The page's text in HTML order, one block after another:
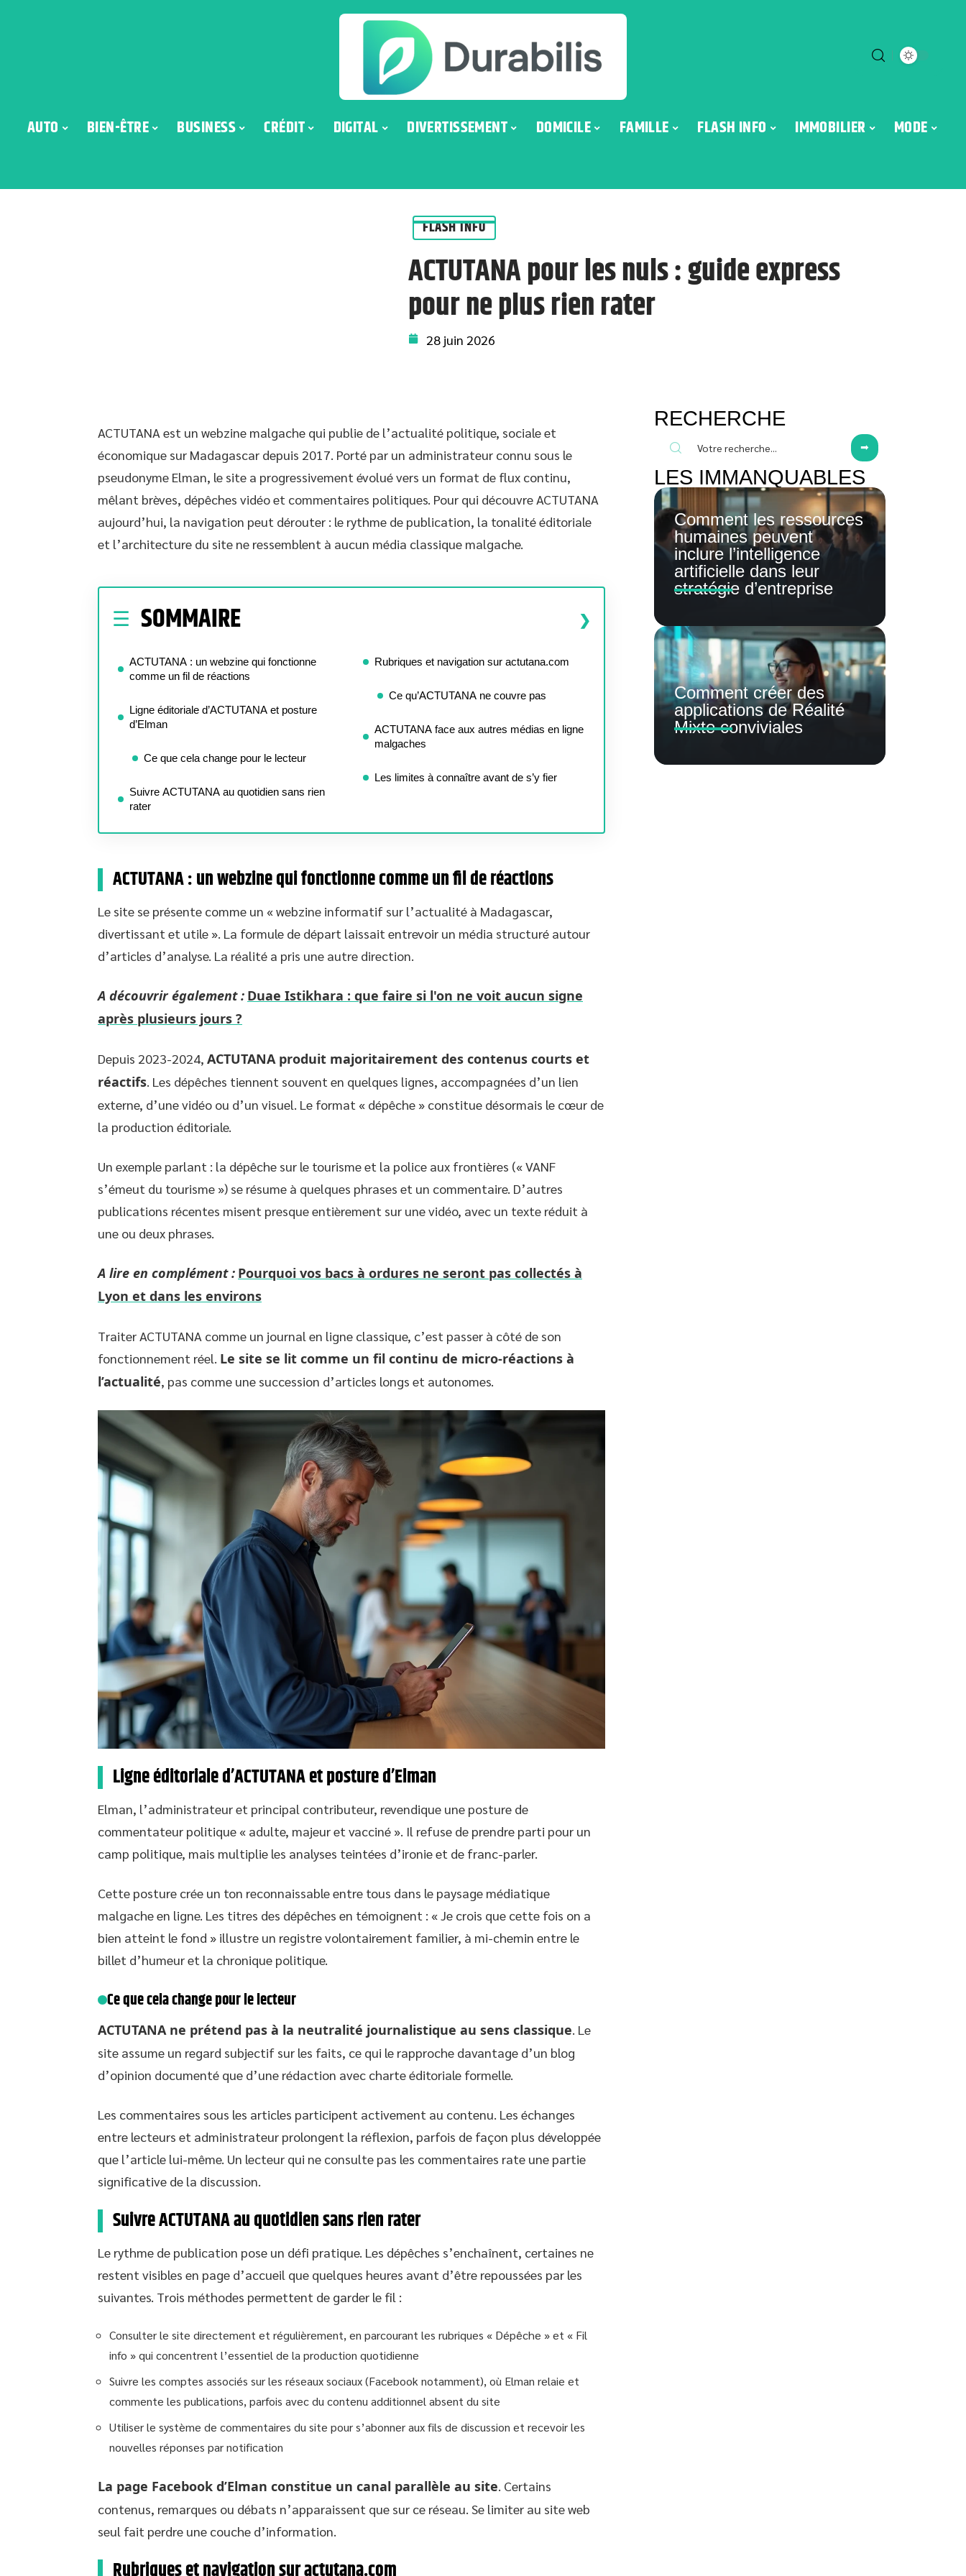
AUTO BIEN-ÊTRE BUSINESS CRÉDIT DIGITAL DIVERTISSEMENT DOMICILE FAMILLE FLASH INFO IMMOBILIER MODE
FLASH INFO
ACTUTANA pour les nuls : guide express
pour ne plus rien rater
28 juin 2026
ACTUTANA est un webzine malgache qui publie de l’actualité politique, sociale et
économique sur Madagascar depuis 2017. Porté par un administrateur connu sous le
pseudonyme Elman, le site a progressivement évolué vers un format de flux continu,
mêlant brèves, dépêches vidéo et commentaires politiques. Pour qui découvre ACTUTANA
aujourd’hui, la navigation peut dérouter : le rythme de publication, la tonalité éditoriale
et l’architecture du site ne ressemblent à aucun média classique malgache.
SOMMAIRE
ACTUTANA : un webzine qui fonctionne
comme un fil de réactions
Ligne éditoriale d’ACTUTANA et posture
d’Elman
Ce que cela change pour le lecteur
Suivre ACTUTANA au quotidien sans rien
rater
Rubriques et navigation sur actutana.com
Ce qu’ACTUTANA ne couvre pas
ACTUTANA face aux autres médias en ligne
malgaches
Les limites à connaître avant de s’y fier
ACTUTANA : un webzine qui fonctionne comme un fil de réactions
Le site se présente comme un « webzine informatif sur l’actualité à Madagascar,
divertissant et utile ». La formule de départ laissait entrevoir un média structuré autour
d’articles d’analyse. La réalité a pris une autre direction.
A découvrir également : Duae Istikhara : que faire si l'on ne voit aucun signe
après plusieurs jours ?
Depuis 2023-2024, ACTUTANA produit majoritairement des contenus courts et
réactifs. Les dépêches tiennent souvent en quelques lignes, accompagnées d’un lien
externe, d’une vidéo ou d’un visuel. Le format « dépêche » constitue désormais le cœur de
la production éditoriale.
Un exemple parlant : la dépêche sur le tourisme et la police aux frontières (« VANF
s’émeut du tourisme ») se résume à quelques phrases et un commentaire. D’autres
publications récentes misent presque entièrement sur une vidéo, avec un texte réduit à
une ou deux phrases.
A lire en complément : Pourquoi vos bacs à ordures ne seront pas collectés à
Lyon et dans les environs
Traiter ACTUTANA comme un journal en ligne classique, c’est passer à côté de son
fonctionnement réel. Le site se lit comme un fil continu de micro-réactions à
l’actualité, pas comme une succession d’articles longs et autonomes.
Ligne éditoriale d’ACTUTANA et posture d’Elman
Elman, l’administrateur et principal contributeur, revendique une posture de
commentateur politique « adulte, majeur et vacciné ». Il refuse de prendre parti pour un
camp politique, mais multiplie les analyses teintées d’ironie et de franc-parler.
Cette posture crée un ton reconnaissable entre tous dans le paysage médiatique
malgache en ligne. Les titres des dépêches en témoignent : « Je crois que cette fois on a
bien atteint le fond » illustre un registre volontairement familier, à mi-chemin entre le
billet d’humeur et la chronique politique.
Ce que cela change pour le lecteur
ACTUTANA ne prétend pas à la neutralité journalistique au sens classique. Le
site assume un regard subjectif sur les faits, ce qui le rapproche davantage d’un blog
d’opinion documenté que d’une rédaction avec charte éditoriale formelle.
Les commentaires sous les articles participent activement au contenu. Les échanges
entre lecteurs et administrateur prolongent la réflexion, parfois de façon plus développée
que l’article lui-même. Un lecteur qui ne consulte pas les commentaires rate une partie
significative de la discussion.
Suivre ACTUTANA au quotidien sans rien rater
Le rythme de publication pose un défi pratique. Les dépêches s’enchaînent, certaines ne
restent visibles en page d’accueil que quelques heures avant d’être repoussées par les
suivantes. Trois méthodes permettent de garder le fil :
Consulter le site directement et régulièrement, en parcourant les rubriques « Dépêche » et « Fil
info » qui concentrent l’essentiel de la production quotidienne
Suivre les comptes associés sur les réseaux sociaux (Facebook notamment), où Elman relaie et
commente les publications, parfois avec du contenu additionnel absent du site
Utiliser le système de commentaires du site pour s’abonner aux fils de discussion et recevoir les
nouvelles réponses par notification
La page Facebook d’Elman constitue un canal parallèle au site. Certains
contenus, remarques ou débats n’apparaissent que sur ce réseau. Se limiter au site web
seul fait perdre une couche d’information.
Rubriques et navigation sur actutana.com
RECHERCHE
LES IMMANQUABLES
Comment les ressources
humaines peuvent
inclure l’intelligence
artificielle dans leur
stratégie d’entreprise
Comment créer des
applications de Réalité
Mixte conviviales